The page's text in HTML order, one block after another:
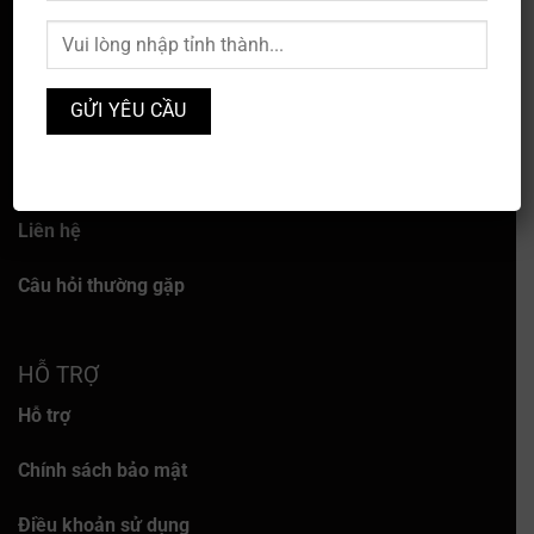
Về chúng tôi
Liên hệ
Câu hỏi thường gặp
HỖ TRỢ
Hỗ trợ
Chính sách bảo mật
Điều khoản sử dụng